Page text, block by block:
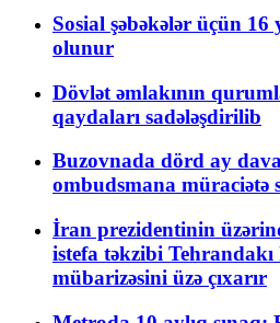
Sosial şəbəkələr üçün 16
olunur
Dövlət əmlakının
qaydaları sadələşdirilib
Buzovnada dörd ay
ombudsmana müraciətə
İran prezidentinin
istefa təkzibi
mübarizəsini üzə çıxarır